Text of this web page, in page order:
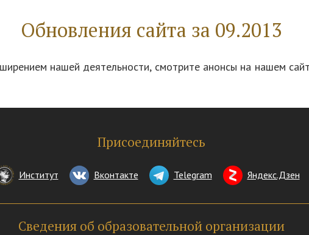
Обновления сайта за 09.2013
нашей деятельности, смотрите анонсы на нашем
Присоединяйтесь
Институт Вконтакте Telegram Яндекс.Дзен
Сведения об образовательной организации